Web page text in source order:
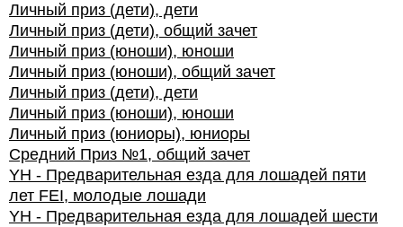
Личный приз (дети), дети
Личный приз (дети), общий зачет
Личный приз (юноши), юноши
Личный приз (юноши), общий зачет
Личный приз (дети), дети
Личный приз (юноши), юноши
Личный приз (юниоры), юниоры
Средний Приз №1, общий зачет
YH - Предварительная езда для лошадей пяти
лет FEI, молодые лошади
YH - Предварительная езда для лошадей шести